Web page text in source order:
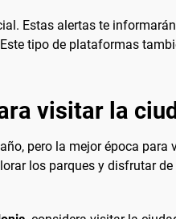
Estas alertas te
tipo de plataformas
visitar la
pero la mejor época
los parques y disfrutar